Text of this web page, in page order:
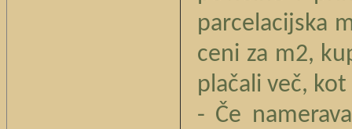
parcelacijska
ceni za m2,
plačali več,
- Če